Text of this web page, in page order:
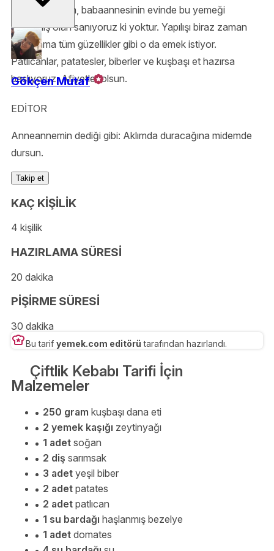
Anneannesinin, babaannesinin evinde bu yemeği
yememiş olan sanıyoruz ki yoktur. Yapılışı biraz zaman
alıyor ama tüm güzellikler gibi o da emek istiyor.
Patlıcanlar, patatesler, biberler ve kuşbaşı et hazırsa
başlıyoruz. Afiyetler olsun.
Gökçen Mutaf
EDİTOR
Anneannemin dediği gibi: Aklımda duracağına midemde
dursun.
Takip et
KAÇ KİŞİLİK
4 kişilik
HAZIRLAMA SÜRESİ
20 dakika
PİŞİRME SÜRESİ
30 dakika
Bu tarif yemek.com editörü tarafından hazırlandı.
Çiftlik Kebabı Tarifi İçin
Malzemeler
250 gram kuşbaşı dana eti
2 yemek kaşığı zeytinyağı
1 adet soğan
2 diş sarımsak
3 adet yeşil biber
2 adet patates
2 adet patlıcan
1 su bardağı haşlanmış bezelye
1 adet domates